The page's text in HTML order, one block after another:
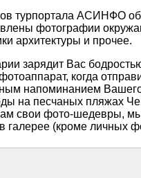
турпортала АСИНФО
фотографии
архитектуры и прочее.
зарядит Вас
когда
напоминанием
на песчаных пляжах
свои фото-шедевры, мы
галерее (кроме личных